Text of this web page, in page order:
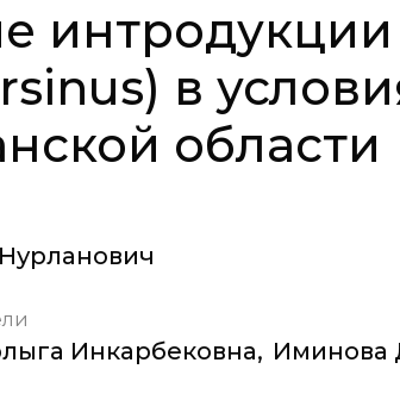
в
области
Инкарбековна, Иминова